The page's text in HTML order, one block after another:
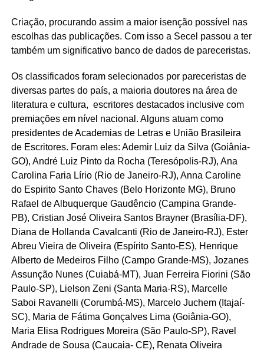
Criação, procurando assim a maior isenção possível nas
escolhas das publicações. Com isso a Secel passou a ter
também um significativo banco de dados de pareceristas.
Os classificados foram selecionados por pareceristas de
diversas partes do país, a maioria doutores na área de
literatura e cultura, escritores destacados inclusive com
premiações em nível nacional. Alguns atuam como
presidentes de Academias de Letras e União Brasileira
de Escritores. Foram eles: Ademir Luiz da Silva (Goiânia-
GO), André Luiz Pinto da Rocha (Teresópolis-RJ), Ana
Carolina Faria Lírio (Rio de Janeiro-RJ), Anna Caroline
do Espirito Santo Chaves (Belo Horizonte MG), Bruno
Rafael de Albuquerque Gaudêncio (Campina Grande-
PB), Cristian José Oliveira Santos Brayner (Brasília-DF),
Diana de Hollanda Cavalcanti (Rio de Janeiro-RJ), Ester
Abreu Vieira de Oliveira (Espírito Santo-ES), Henrique
Alberto de Medeiros Filho (Campo Grande-MS), Jozanes
Assunção Nunes (Cuiabá-MT), Juan Ferreira Fiorini (São
Paulo-SP), Lielson Zeni (Santa Maria-RS), Marcelle
Saboi Ravanelli (Corumbá-MS), Marcelo Juchem (Itajaí-
SC), Maria de Fátima Gonçalves Lima (Goiânia-GO),
Maria Elisa Rodrigues Moreira (São Paulo-SP), Ravel
Andrade de Sousa (Caucaia- CE), Renata Oliveira